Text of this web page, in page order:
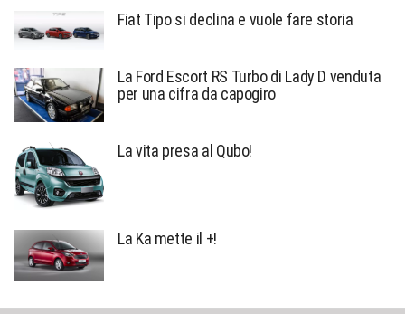
Fiat Tipo si declina e vuole fare storia
La Ford Escort RS Turbo di Lady D venduta
per una cifra da capogiro
La vita presa al Qubo!
La Ka mette il +!